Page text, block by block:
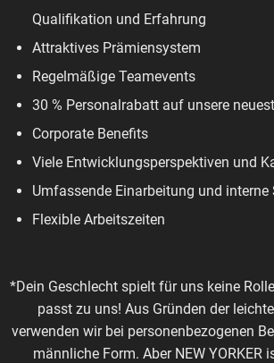
Qualifikation und Erfahrung
Attraktives Prämiensystem
Regelmäßige Teamevents
30 % Personalrabatt auf unsere
Corporate Benefits
Viele Entwicklungsperspektiven und
Umfassende Einarbeitung und interne
Flexible Arbeitszeiten
*Dein Geschlecht spielt für uns keine
passt zu uns! Aus Gründen der
verwenden wir bei personenbezogenen
männliche Form. Aber NEW YORKER